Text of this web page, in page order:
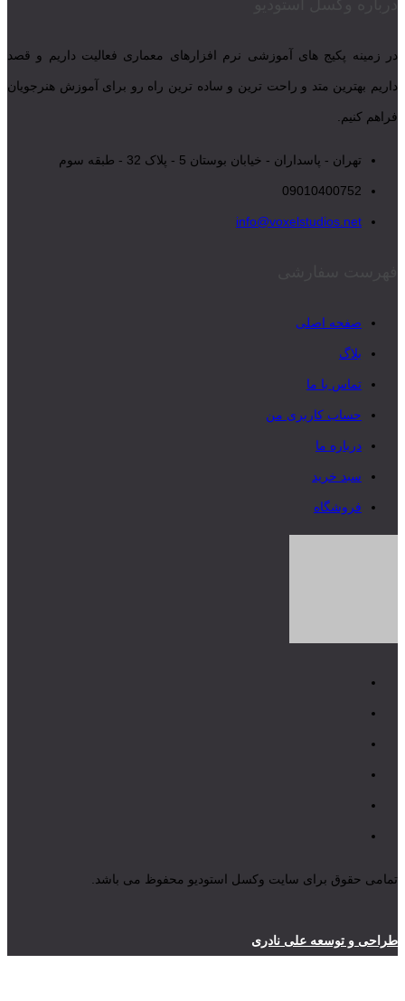
در زمینه پکیج های آموزشی نرم افزارهای معماری فعالیت داریم و قصد
داریم بهترین متد و راحت ترین و ساده ترین راه رو برای آموزش هنرجویان
فراهم کنیم.
تهران - پاسداران - خیابان بوستان 5 - پلاک 32 - طبقه سوم
09010400752
info@voxelstudios.net
صفحه اصلی
بلاگ
تماس با ما
حساب کاربری من
درباره ما
سبد خرید
فروشگاه
تمامی حقوق برای سایت وکسل استودیو محفوظ می باشد.
طراحی و توسعه علی نادری